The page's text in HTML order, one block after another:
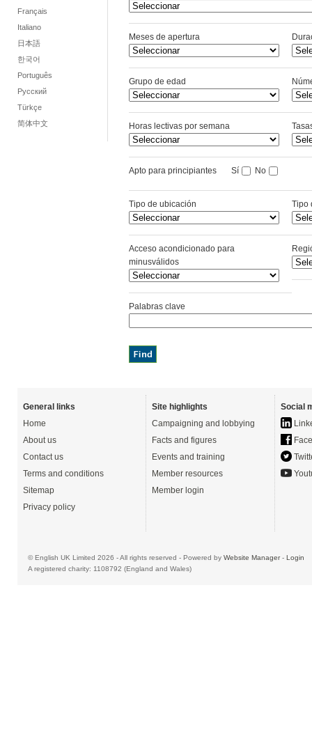
Français
Italiano
日本語
한국어
Português
Русский
Türkçe
简体中文
Meses de apertura
Grupo de edad
Horas lectivas por semana
Apto para principiantes Sí No
Tipo de ubicación Tipo
Acceso acondicionado para
minusválidos
Palabras clave
General links
Home
About us
Contact us
Terms and conditions
Sitemap
Privacy policy
Site highlights
Campaigning and lobbying
Facts and figures
Events and training
Member resources
Member login
Social
© English UK Limited 2026 - All rights reserved - Powered by Website Manager- Login
A registered charity: 1108792 (England and Wales)